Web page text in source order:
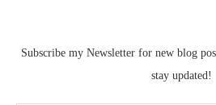
Subscribe my Newsletter for new blog
stay updated!